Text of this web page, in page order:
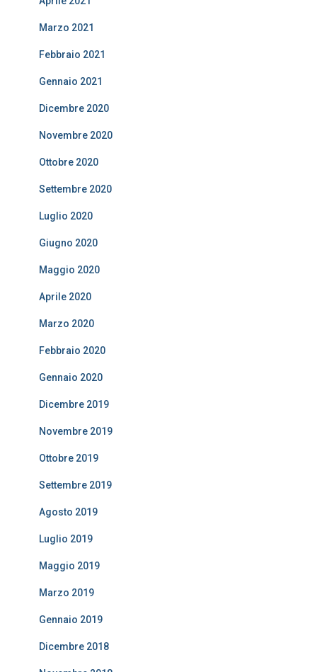
Marzo 2021
Febbraio 2021
Gennaio 2021
Dicembre 2020
Novembre 2020
Ottobre 2020
Settembre 2020
Luglio 2020
Giugno 2020
Maggio 2020
Aprile 2020
Marzo 2020
Febbraio 2020
Gennaio 2020
Dicembre 2019
Novembre 2019
Ottobre 2019
Settembre 2019
Agosto 2019
Luglio 2019
Maggio 2019
Marzo 2019
Gennaio 2019
Dicembre 2018